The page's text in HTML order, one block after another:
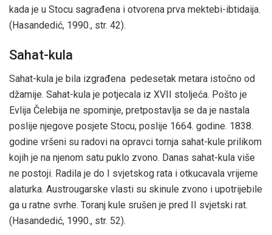
kada je u Stocu sagrađena i otvorena prva mektebi-ibtidaija.
(Hasandedić, 1990., str. 42).
Sahat-kula
Sahat-kula je bila izgrađena pedesetak metara istočno od
džamije. Sahat-kula je potjecala iz XVII stoljeća. Pošto je
Evlija Čelebija ne spominje, pretpostavlja se da je nastala
poslije njegove posjete Stocu, poslije 1664. godine. 1838.
godine vršeni su radovi na opravci tornja sahat-kule prilikom
kojih je na njenom satu puklo zvono. Danas sahat-kula više
ne postoji. Radila je do I svjetskog rata i otkucavala vrijeme
alaturka. Austrougarske vlasti su skinule zvono i upotrijebile
ga u ratne svrhe. Toranj kule srušen je pred II svjetski rat.
(Hasandedić, 1990., str. 52).